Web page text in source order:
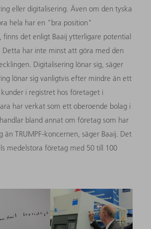
eller digitalisering. Även om den tyska
hela har en "bra position"
finns det enligt Baaij ytterligare potential
har inte minst att göra med den
Digitalisering lönar sig, säger
lönar sig vanligtvis efter mindre än ett
i registret hos företaget i
har verkat som ett oberoende bolag i
bland annat om företag som har
än TRUMPF-koncernen, säger Baaij. Det
medelstora företag med 50 till 100